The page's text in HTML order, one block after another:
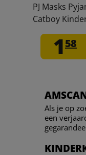
PJ Masks
Catboy
9903736
158
Als je op
een